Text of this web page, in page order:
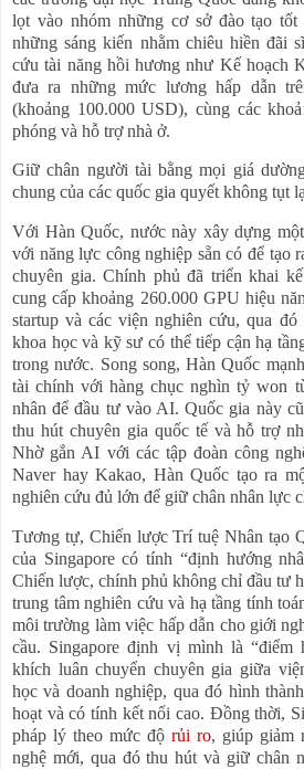
lọt vào nhóm những cơ sở đào tạo
những sáng kiến nhằm chiêu hiền đãi
cứu tài năng hồi hương như Kế hoạch
đưa ra những mức lương hấp dẫn
(khoảng 100.000 USD), cùng các
phóng và hỗ trợ nhà ở.
Giữ chân người tài bằng mọi giá
chung của các quốc gia quyết không tụt
Với Hàn Quốc, nước này xây dựng
với năng lực công nghiệp sẵn có để tạo
chuyên gia. Chính phủ đã triển khai
cung cấp khoảng 260.000 GPU hiệu
startup và các viện nghiên cứu, qua
khoa học và kỹ sư có thể tiếp cận hạ
trong nước. Song song, Hàn Quốc
tài chính với hàng chục nghìn tỷ won
nhân để đầu tư vào AI. Quốc gia này
thu hút chuyên gia quốc tế và hỗ trợ
Nhờ gắn AI với các tập đoàn công
Naver hay Kakao, Hàn Quốc tạo ra
nghiên cứu đủ lớn để giữ chân nhân lực
Tương tự, Chiến lược Trí tuệ Nhân tạo
của Singapore có tính “định hướng
Chiến lược, chính phủ không chỉ đầu tư
trung tâm nghiên cứu và hạ tầng tính
môi trường làm việc hấp dẫn cho giới
cầu. Singapore định vị mình là “điểm
khích luân chuyển chuyên gia giữa
học và doanh nghiệp, qua đó hình
hoạt và có tính kết nối cao. Đồng thời,
pháp lý theo mức độ rủi ro, giúp giảm
nghệ mới, qua đó thu hút và giữ chân